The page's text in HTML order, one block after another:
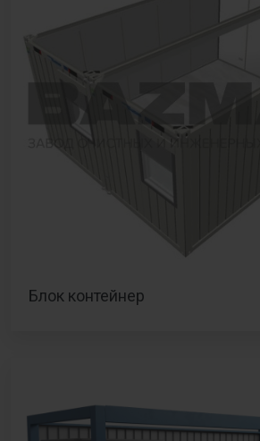
Блок контейнер